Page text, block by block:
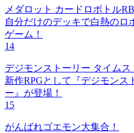
メダロット カードロボトルRB
自分だけのデッキで白熱のロ
ゲーム！
14
デジモンストーリー タイムス
新作RPGとして『デジモンス
ー』が登場！
15
がんばれゴエモン大集合！